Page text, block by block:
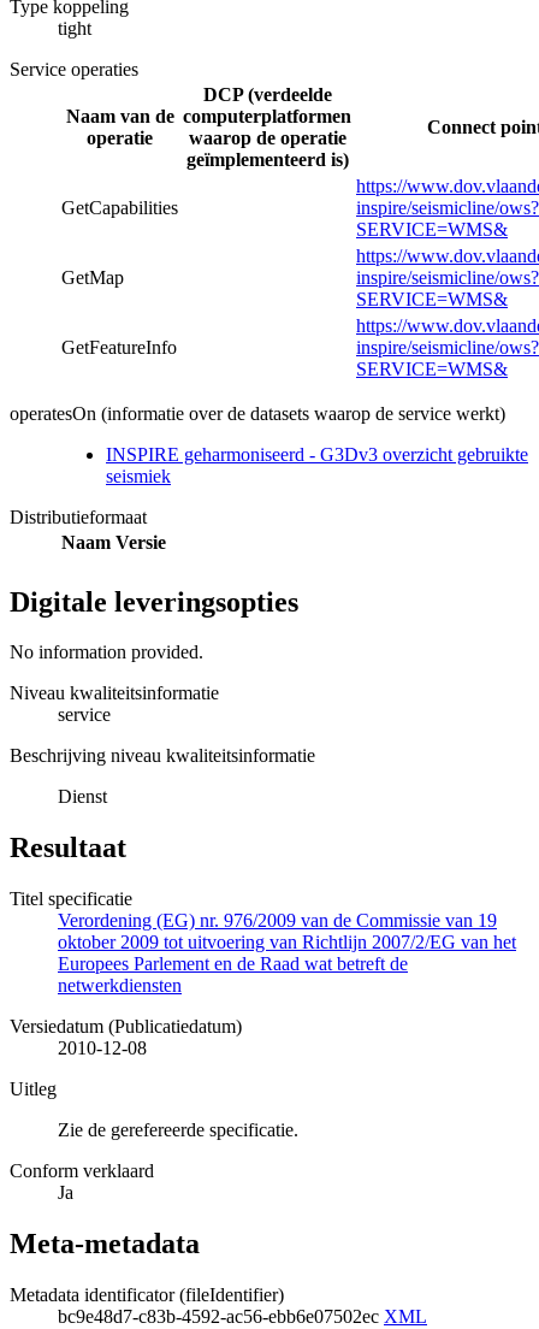
Type koppeling
tight
Service operaties
Naam van de
operatie
DCP (verdeelde
computerplatformen
waarop de operatie
geïmplementeerd is)
Connect
GetCapabilities
https://
inspire/seismicline/ows?
SERVICE=WMS&
GetMap
https://
inspire/seismicline/ows?
SERVICE=WMS&
GetFeatureInfo
https://
inspire/seismicline/ows?
SERVICE=WMS&
operatesOn (informatie over de datasets waarop de service werkt)
INSPIRE geharmoniseerd - G3Dv3 overzicht gebruikte
seismiek
Distributieformaat
Naam Versie
Digitale leveringsopties
No information provided.
Niveau kwaliteitsinformatie
service
Beschrijving niveau kwaliteitsinformatie
Dienst
Resultaat
Titel specificatie
Verordening (EG) nr. 976/2009 van de Commissie van 19
oktober 2009 tot uitvoering van Richtlijn 2007/2/EG van het
Europees Parlement en de Raad wat betreft de
netwerkdiensten
Versiedatum (Publicatiedatum)
2010-12-08
Uitleg
Zie de gerefereerde specificatie.
Conform verklaard
Ja
Meta-metadata
Metadata identificator (fileIdentifier)
bc9e48d7-c83b-4592-ac56-ebb6e07502ec XML